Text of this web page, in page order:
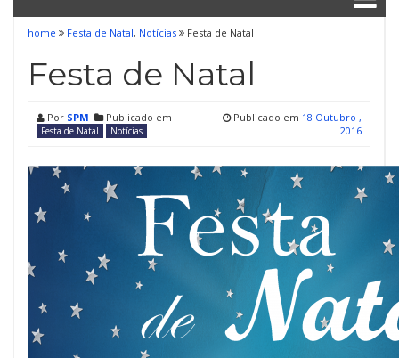
home Festa de Natal, Notícias Festa de Natal
Festa de Natal
Por SPM Publicado em
Festa de Natal Notícias
Publicado em 18 Outubro ,
2016